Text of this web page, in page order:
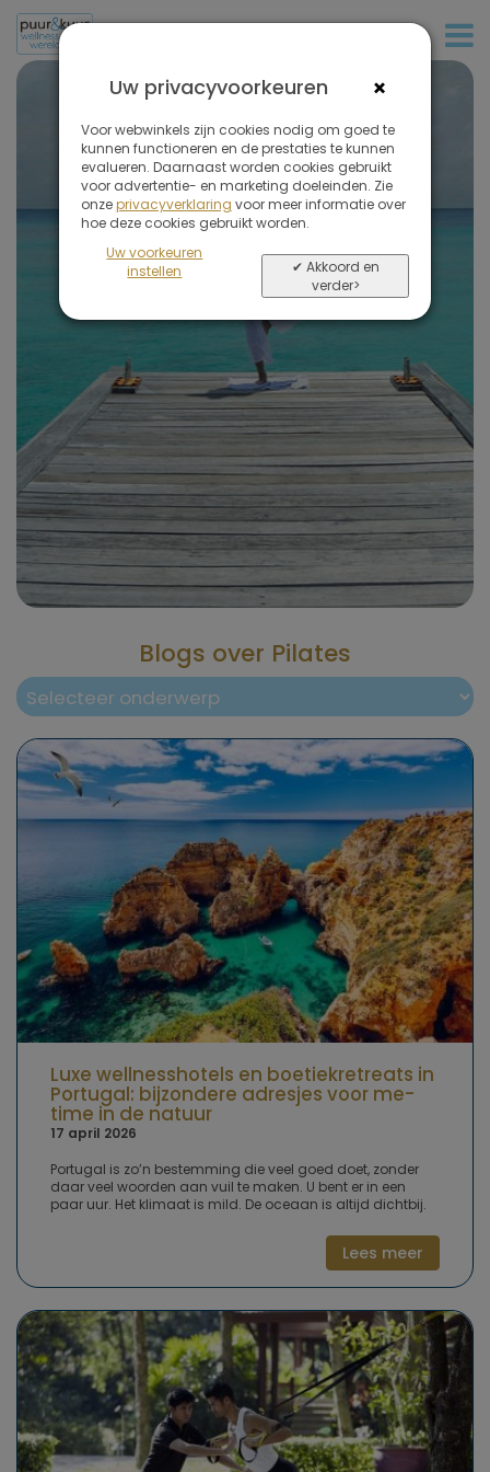
Mogen weu inspireren
Blogs over Pilates
Luxe wellnesshotels en boetiekretreats in
Portugal: bijzondere adresjes voor me-
time in de natuur
17 april 2026
Portugal is zo’n bestemming die veel goed doet, zonder
daar veel woorden aan vuil te maken. U bent er in een
paar uur. Het klimaat is mild. De oceaan is altijd dichtbij.
alleen strand, yoga en wellness, maar ook ayurveda,
surfen, gezonde voeding en health spa’s met
programma’s gericht op bijvoorbeeld slaap, stress of
gewichtsverlies.Waarom behoort Portugal tot de meest
interessante wellnessbestemmingen in Europa?Portugal
heeft een lange kustlijn (832 kilometer), pittoreske dorpjes,
veel natuur en een klimaat waardoor u er bijna het hele
jaar terechtkunt. Maar wat voor veel gasten minstens zo
belangrijk is: de sfeer en de mensen. De Portugese
gastvrijheid is oprecht, warm en toegankelijk. U voelt zich
snel welkom, en dat maakt het verschil. Aan de westkust
liggen kleinschalige retreats met (kite)surfen en yoga. In
de Algarve vindt u adults-only hotels met een focus op
gezondheid en herstel, maar ook een wellnesshotel aan
Lees meer
×
Uw privacyvoorkeuren
Voor webwinkels zijn cookies nodig om goed te
kunnen functioneren en de prestaties te kunnen
evalueren. Daarnaast worden cookies gebruikt
voor advertentie- en marketing doeleinden. Zie
onzeprivacyverklaring voor meer informatie over
hoe deze cookies gebruikt worden.
Uw voorkeuren
instellen
✔ Akkoord en
verder>